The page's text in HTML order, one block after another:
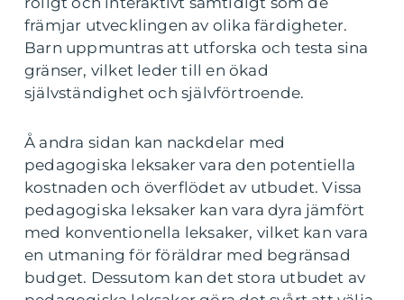
främjar utvecklingen av olika färdigheter.
Barn uppmuntras att utforska och testa sina
gränser, vilket leder till en ökad
självständighet och självförtroende.
Å andra sidan kan nackdelar med
pedagogiska leksaker vara den potentiella
kostnaden och överflödet av utbudet. Vissa
pedagogiska leksaker kan vara dyra jämfört
med konventionella leksaker, vilket kan vara
en utmaning för föräldrar med begränsad
budget. Dessutom kan det stora utbudet av